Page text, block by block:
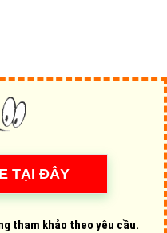
tham khảo theo yêu cầu.